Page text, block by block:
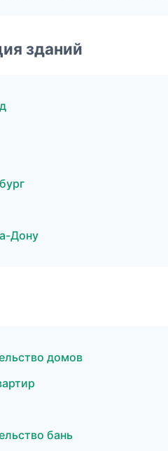
зданий
Дону
домов
бань